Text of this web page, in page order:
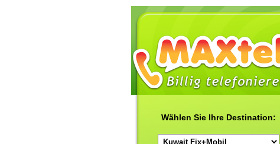
Wählen Sie Ihre Destination: